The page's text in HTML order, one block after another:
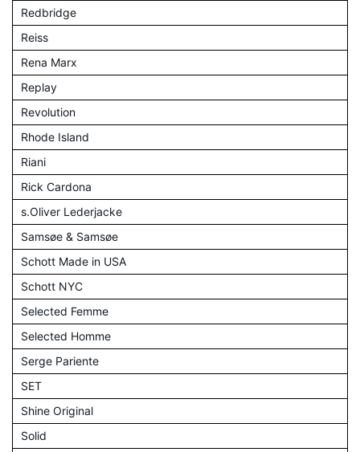
Redbridge
Reiss
Rena Marx
Replay
Revolution
Rhode Island
Riani
Rick Cardona
s.Oliver Lederjacke
Samsøe & Samsøe
Schott Made in USA
Schott NYC
Selected Femme
Selected Homme
Serge Pariente
SET
Shine Original
Solid